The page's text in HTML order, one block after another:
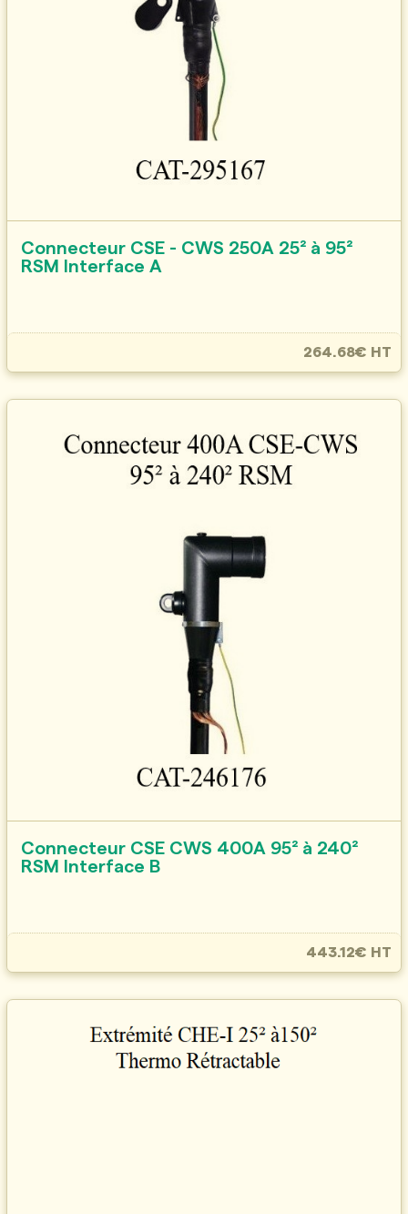
Connecteur CSE - CWS 250A 25² à 95²
RSM Interface A
264.68€ HT
Connecteur CSE CWS 400A 95² à 240²
RSM Interface B
443.12€ HT